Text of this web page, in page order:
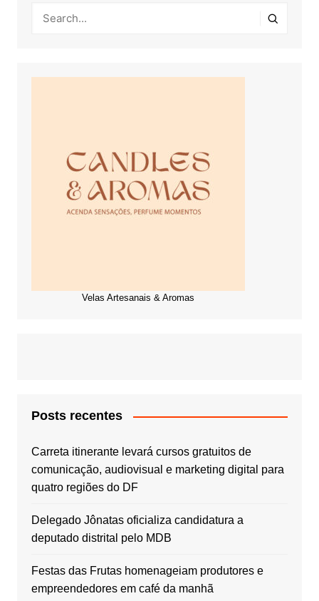
Velas Artesanais & Aromas
Posts recentes
Carreta itinerante levará cursos gratuitos de
comunicação, audiovisual e marketing digital para
quatro regiões do DF
Delegado Jônatas oficializa candidatura a
deputado distrital pelo MDB
Festas das Frutas homenageiam produtores e
empreendedores em café da manhã